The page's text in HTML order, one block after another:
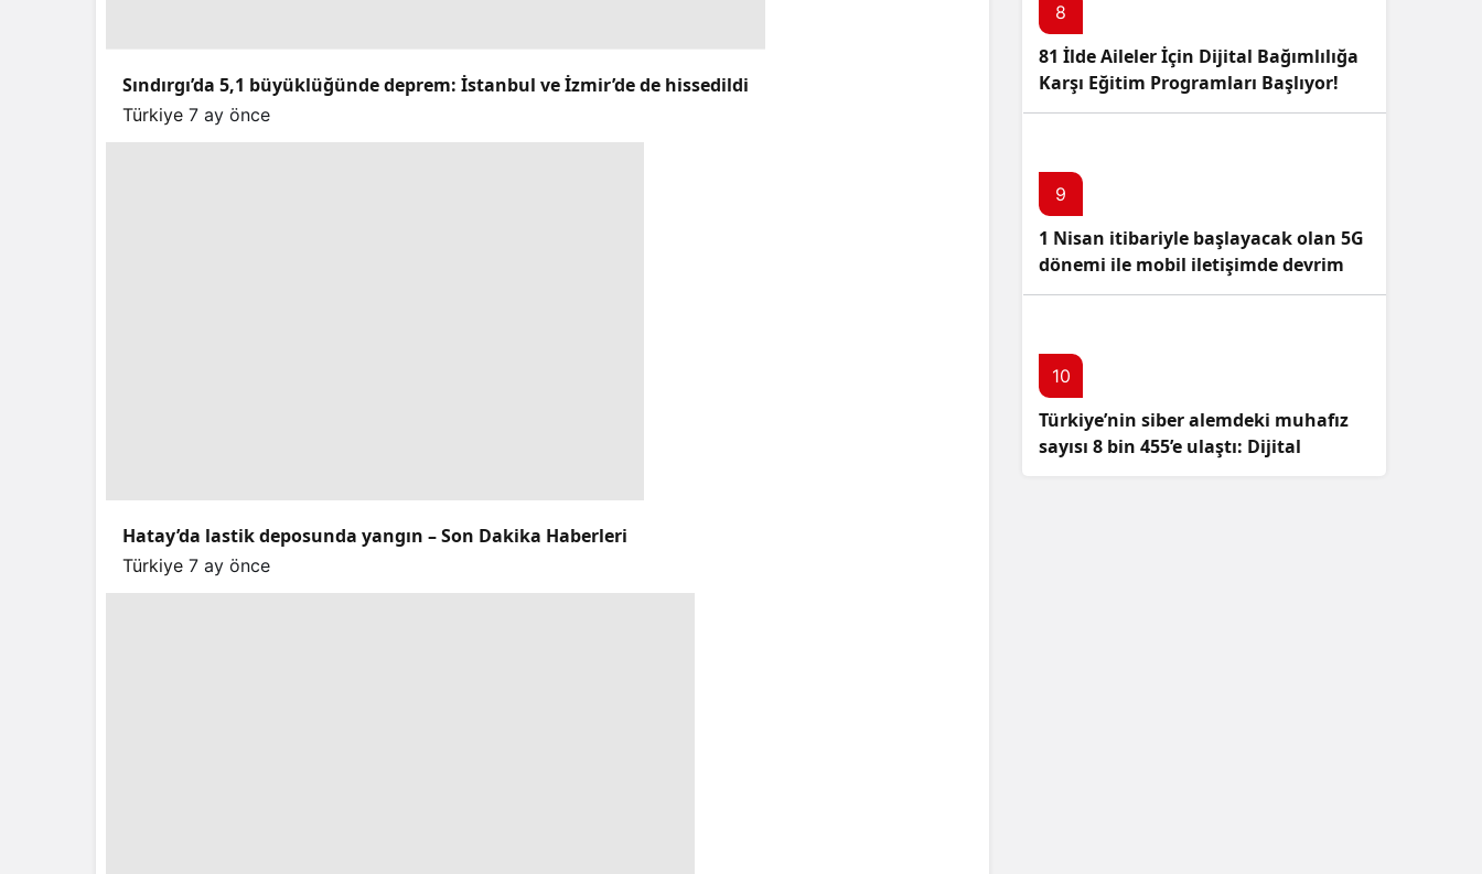
Sındırgı’da 5,1 büyüklüğünde deprem: İstanbul ve İzmir’de de hissedildi
Türkiye 7 ay önce
Hatay’da lastik deposunda yangın – Son Dakika Haberleri
Türkiye 7 ay önce
8
81 İlde Aileler İçin Dijital Bağımlılığa
Karşı Eğitim Programları Başlıyor!
9
1 Nisan itibariyle başlayacak olan 5G
dönemi ile mobil iletişimde devrim
başlıyor!
10
Türkiye’nin siber alemdeki muhafız
sayısı 8 bin 455’e ulaştı: Dijital